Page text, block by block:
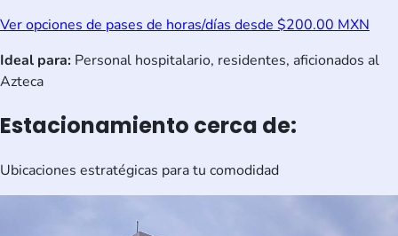
Ver opciones de pases de horas/días desde $200.00 MXN
Ideal para: Personal hospitalario, residentes, aficionados al
Azteca
Estacionamiento cerca de:
Ubicaciones estratégicas para tu comodidad